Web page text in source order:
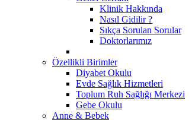
Klinik Hakkında
Nasıl Gidilir ?
Sıkça Sorulan Sorular
Doktorlarımız
Özellikli Birimler
Diyabet Okulu
Evde Sağlık Hizmetleri
Toplum Ruh Sağlığı Merkezi
Gebe Okulu
Anne & Bebek